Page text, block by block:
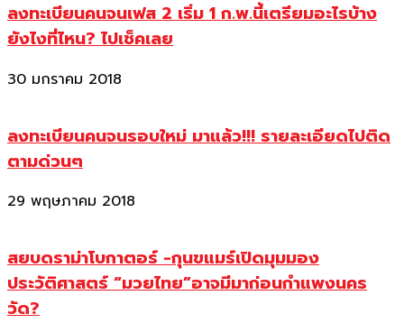
ลงทะเบียนคนจนเฟส 2 เริ่ม 1 ก.พ.นี้เตรียมอะไรบ้าง
ยังไงที่ไหน? ไปเช็คเลย
30 มกราคม 2018
ลงทะเบียนคนจนรอบใหม่ มาแล้ว!!! รายละเอียดไปติด
ตามด่วนๆ
29 พฤษภาคม 2018
สยบดราม่าโบกาตอร์ -กุนขแมร์เปิดมุมมอง
ประวัติศาสตร์ “มวยไทย”อาจมีมาก่อนกำแพงนคร
วัด?